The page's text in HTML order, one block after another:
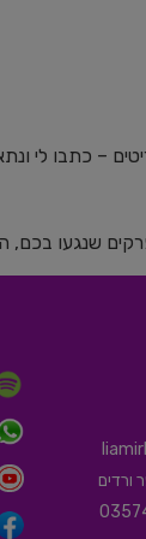
– כתבו לי
שנגעו בכם,